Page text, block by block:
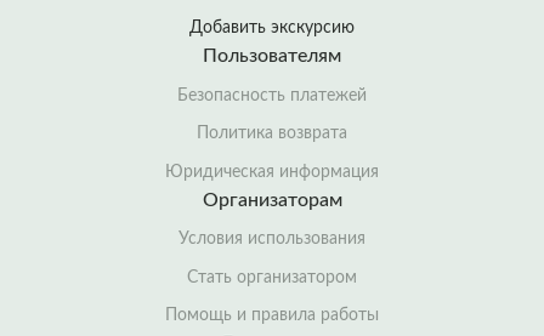
Добавить экскурсию
Пользователям
Безопасность платежей
Политика возврата
Юридическая информация
Организаторам
Условия использования
Стать организатором
Помощь и правила работы